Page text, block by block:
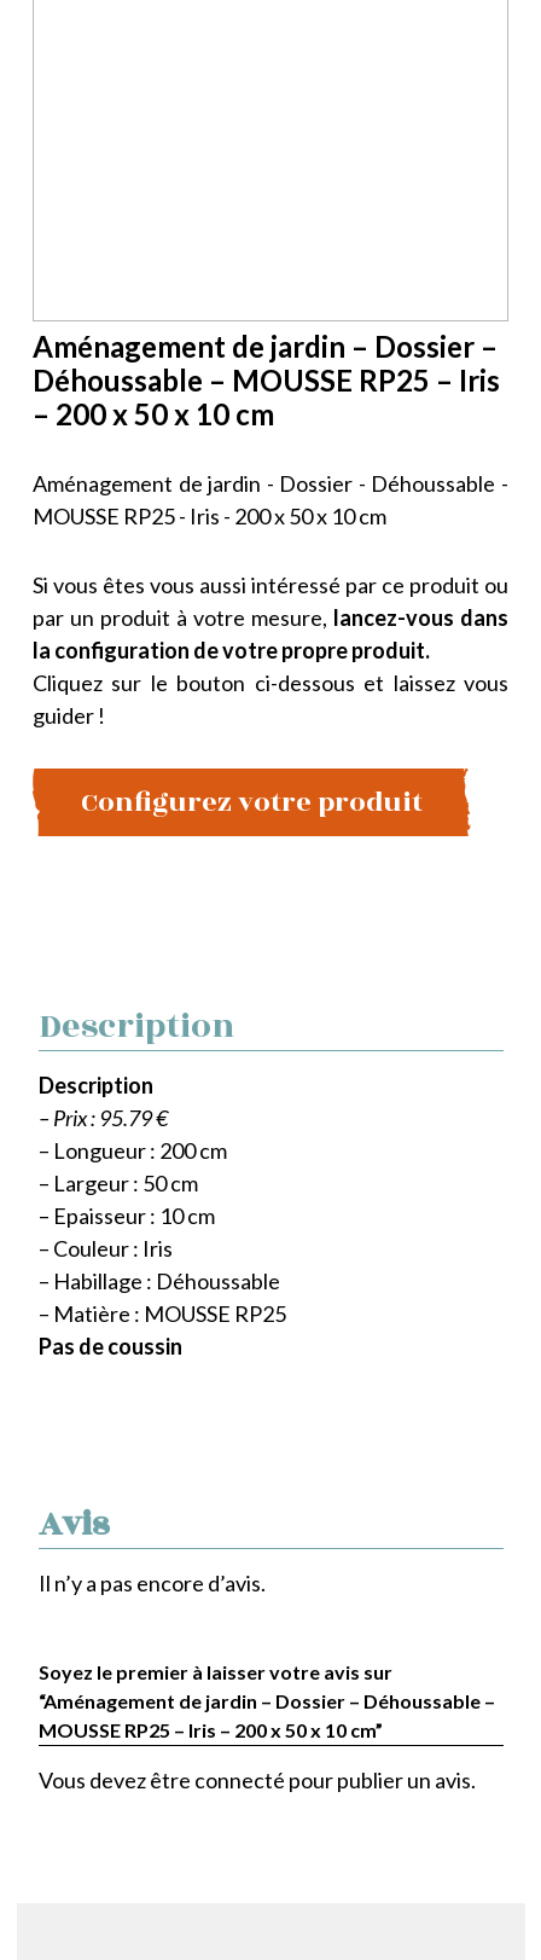
Aménagement de jardin – Dossier –
Déhoussable – MOUSSE RP25 – Iris
– 200 x 50 x 10 cm
Aménagement de jardin - Dossier - Déhoussable -
MOUSSE RP25 - Iris - 200 x 50 x 10 cm
Si vous êtes vous aussi intéressé par ce produit ou
par un produit à votre mesure, lancez-vous dans
la configuration de votre propre produit.
Cliquez sur le bouton ci-dessous et laissez vous
guider !
Configurez votre produit
Avis
Il n’y a pas encore d’avis.
Soyez le premier à laisser votre avis sur
“Aménagement de jardin – Dossier – Déhoussable –
MOUSSE RP25 – Iris – 200 x 50 x 10 cm”
Vous devez être connecté pour publier un avis.
Description
Description
– Prix : 95.79 €
– Longueur : 200 cm
– Largeur : 50 cm
– Epaisseur : 10 cm
– Couleur : Iris
– Habillage : Déhoussable
– Matière : MOUSSE RP25
Pas de coussin